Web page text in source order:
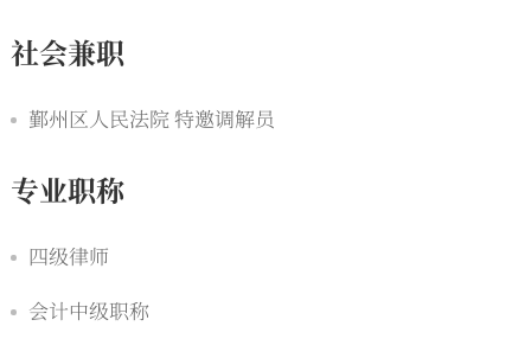
社会兼职
鄞州区人民法院 特邀调解员
专业职称
四级律师
会计中级职称